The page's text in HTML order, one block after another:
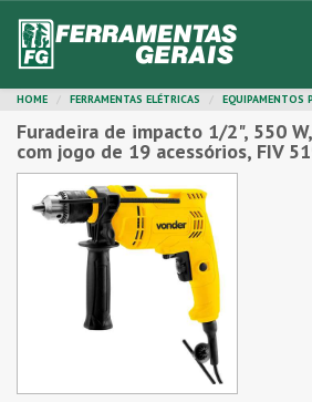
HOME FERRAMENTAS ELÉTRICAS EQUIPAMENTOS
Furadeira de impacto 1/2", 550
com jogo de 19 acessórios, FIV